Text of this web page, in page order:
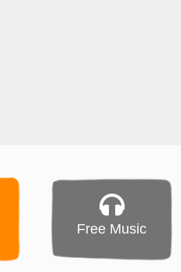
Free Music